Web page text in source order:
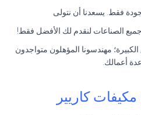
فقط. يسعدنا أن نتولى
الصناعات لنقدم لك الأفضل فقط!
مهندسونا المؤهلون متواجدون
أعمالك.
كاريير